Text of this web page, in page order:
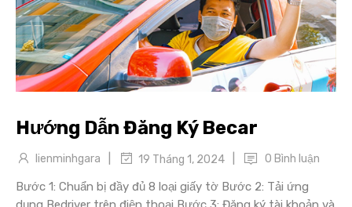
Hướng Dẫn Đăng Ký Becar
lienminhgara 19 Tháng 1, 2024 0 Bình luận
Bước 1: Chuẩn bị đầy đủ 8 loại giấy tờ Bước 2: Tải ứng